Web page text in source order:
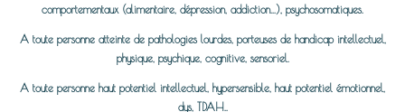
comportementaux (alimentaire, dépression, addiction...), psychosomatiques.
A toute personne atteinte de pathologies lourdes, porteuses de handicap intellectuel,
physique, psychique, cognitive, sensoriel.
A toute personne haut potentiel intellectuel, hypersensible, haut potentiel émotionnel,
dys, TDAH..